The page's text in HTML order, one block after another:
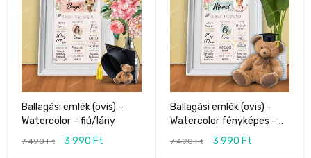
Ballagási emlék (ovis) –
Watercolor – fiú/lány
7 490Ft 3 990 Ft
Ballagási emlék (ovis) –
Watercolor fényképes –
7 490Ft 3 990 Ft